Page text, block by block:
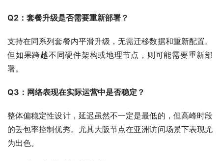
Q2：套餐升级是否需要重新部署？
支持在同系列套餐内平滑升级，无需迁移数据和重新配置。
但如果跨越不同硬件架构或地理节点，则可能需要重新部
署。
Q3：网络表现在实际运营中是否稳定？
整体偏稳定性设计，延迟虽然不一定是最低的，但高峰时段
的丢包率控制优秀。尤其大阪节点在亚洲访问场景下表现尤
为出色。